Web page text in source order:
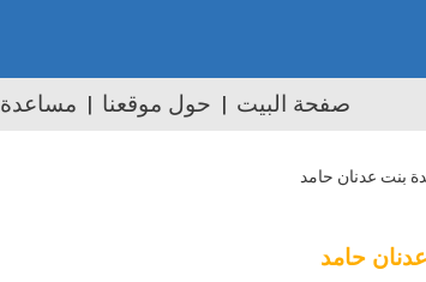
صفحة البيت حول موقعنا مساعدة
بنت عدنان حامد
حامد